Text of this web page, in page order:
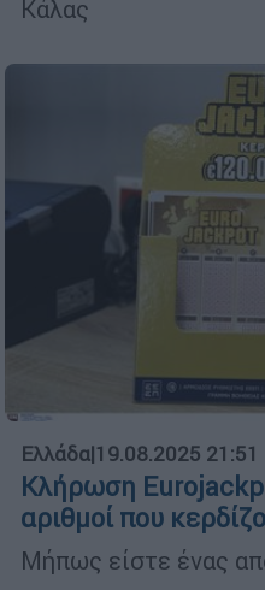
Κάλας
Ελλάδα|19.08.2025 21:51
Κλήρωση
αριθμοί που
Μήπως είστε ένας